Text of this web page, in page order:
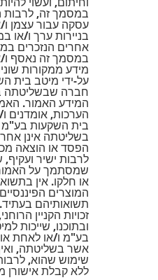
במסמך זה, לרבות
עסקה עבור עצמן
בניירות ערך ו/או
אחרים הנזכרים
במסמך זה נאסף
מידע ממקורות
על-ידי מיטב בית
חברה שבשליטתה
המידע האמור.
הערכות, אומדנים
בית השקעות בע"מ
בשליטתה אינן
הפסד או הוצאה
לרבות ישיר ועקיף,
שמסתמך על
או חלקו. אין
המוצרים
תשואותיהם בעתיד.
זכויות הקניין
ובתוכנו, שייכות
בע"מ ו/או לאחת
אשר בשליטתה,
שימוש שהוא,
ללא קבלת אישורן